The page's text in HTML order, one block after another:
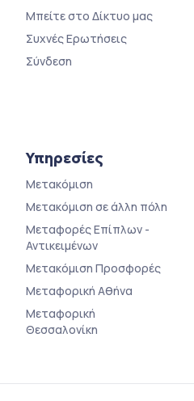
Μπείτε στο Δίκτυο μας
Συχνές Ερωτήσεις
Σύνδεση
Υπηρεσίες
Μετακόμιση
Μετακόμιση σε άλλη πόλη
Μεταφορές Επίπλων -
Αντικειμένων
Μετακόμιση Προσφορές
Μεταφορική Αθήνα
Μεταφορική
Θεσσαλονίκη